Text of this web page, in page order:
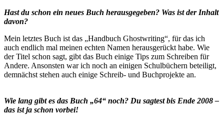
Hast du schon ein neues Buch herausgegeben? Was ist der Inhalt
davon?
Mein letztes Buch ist das „Handbuch Ghostwriting“, für das ich
auch endlich mal meinen echten Namen herausgerückt habe. Wie
der Titel schon sagt, gibt das Buch einige Tips zum Schreiben für
Andere. Ansonsten war ich noch an einigen Schulbüchern beteiligt,
demnächst stehen auch einige Schreib- und Buchprojekte an.
Wie lang gibt es das Buch „64“ noch? Du sagtest bis Ende 2008 –
das ist ja schon vorbei!